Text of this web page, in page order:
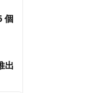
個
出